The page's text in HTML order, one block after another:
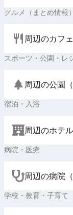
グルメ（まとめ情報）
周辺のカフ
スポーツ・公園・レ
周辺の公園
宿泊・入浴
周辺のホテ
病院・医療
周辺の病院
学校・教育・子育て